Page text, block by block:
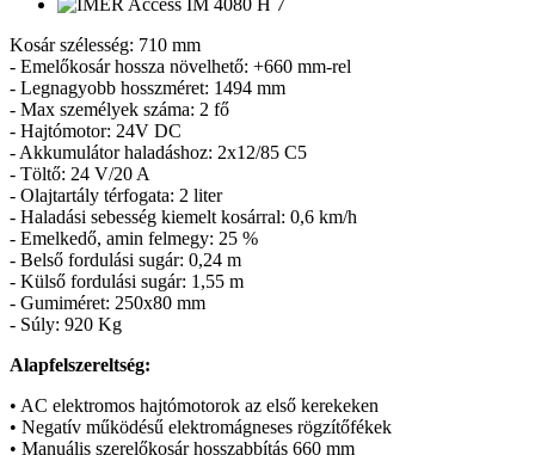
Kosár szélesség: 710 mm
- Emelőkosár hossza növelhető: +660 mm-rel
- Legnagyobb hosszméret: 1494 mm
- Max személyek száma: 2 fő
- Hajtómotor: 24V DC
- Akkumulátor haladáshoz: 2x12/85 C5
- Töltő: 24 V/20 A
- Olajtartály térfogata: 2 liter
- Haladási sebesség kiemelt kosárral: 0,6 km/h
- Emelkedő, amin felmegy: 25 %
- Belső fordulási sugár: 0,24 m
- Külső fordulási sugár: 1,55 m
- Gumiméret: 250x80 mm
- Súly: 920 Kg
Alapfelszereltség:
• AC elektromos hajtómotorok az első kerekeken
• Negatív működésű elektromágneses rögzítőfékek
• Manuális szerelőkosár hosszabbítás 660 mm